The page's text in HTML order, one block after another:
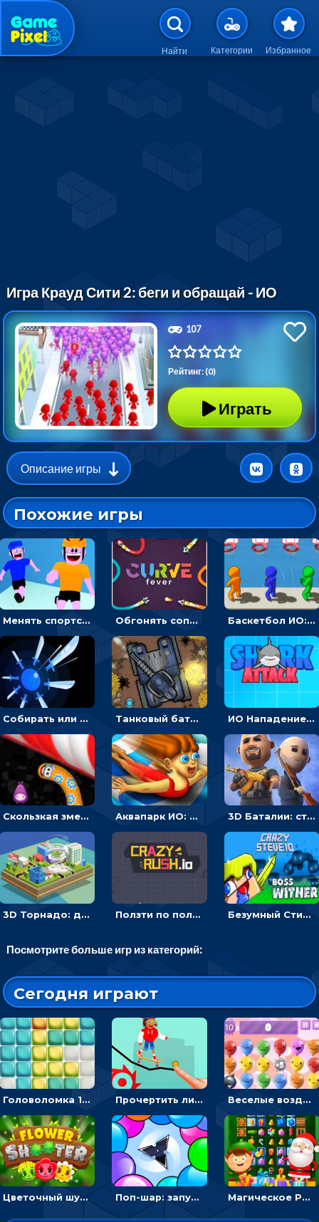
Перейти к основному
Найти Категории Избранное
Игра Крауд Сити 2: беги и обращай - ИО
107
Рейтинг: (0)
Играть
Описание игры
Похожие игры
Менять спортсмена на строителя, чтобы бежать вперед к финишу - ИО Обгонять соперников и уходить от столкновения, чтобы выжить до финиша - ИО Баскетбол ИО: бросать мячик в плывущие кольца наперегонки с соперниками
Собирать или соединять ножи на поле, чтобы уничтожать врагов - ИО Танковый баттл: расставлять машины или бить противника - мультиплеер ИО Нападение акулы: плыть, чтобы есть людей
Скользкая змея ИО: ползти или собирать еду Аквапарк ИО: двигаться по трубе, обгонять соперников и избегать преград 3D Баталии: стрелять по врагам, чтобы становится сильнее – ИО
3D Торнадо: двигаться и поглощать все вокруг - ИО Ползти по полю, чтобы протыкать соперника - ИО Безумный Стив ИО: расти, чтобы сражаться с врагами
Посмотрите больше игр из категорий:
Сегодня играют
Головоломка 10х10 Прочертить линию, чтобы проехать на скейте, через преграды к финишу - для мальчиков Веселые воздушные шары: соедини одноцветные в линию
Цветочный шутер: стрелять пчелками по цветам Поп-шар: запускать колючку, чтобы лопать воздушные шарики Магическое Рождество: соедини три в ряд и выполни задание